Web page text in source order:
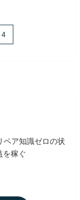
4
ペア知識ゼロの状
を稼ぐ